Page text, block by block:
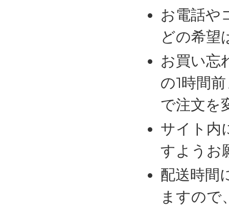
お電話や
どの希望
お買い忘
の1時間
で注文を
サイト内
すようお
配送時間
ますので